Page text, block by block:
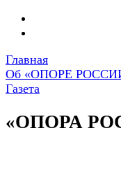
Главная
Об «ОПОРЕ
Газета
«ОПОРА